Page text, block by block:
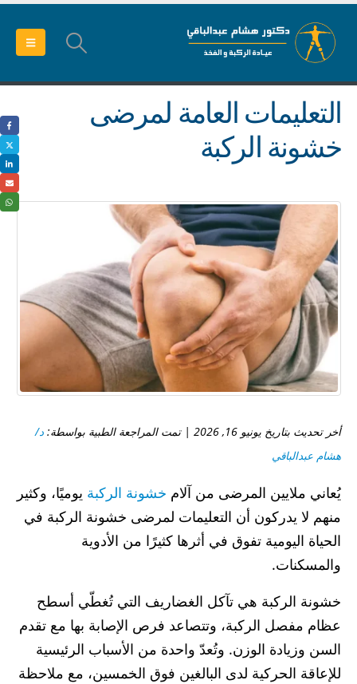
التعليمات العامة لمرضى
خشونة الركبة
أخر تحديث بتاريخ يونيو 16, 2026 | تمت المراجعة الطبية بواسطة:
د/
هشام عبدالباقي
يُعاني ملايين المرضى من آلام خشونة الركبة يوميًا، وكثير
منهم لا يدركون أن التعليمات لمرضى خشونة الركبة في
الحياة اليومية تفوق في أثرها كثيرًا من الأدوية
والمسكنات.
خشونة الركبة هي تآكل الغضاريف التي تُغطّي أسطح
عظام مفصل الركبة، وتتصاعد فرص الإصابة بها مع تقدم
السن وزيادة الوزن. وتُعدّ واحدة من الأسباب الرئيسية
للإعاقة الحركية لدى البالغين فوق الخمسين، مع ملاحظة